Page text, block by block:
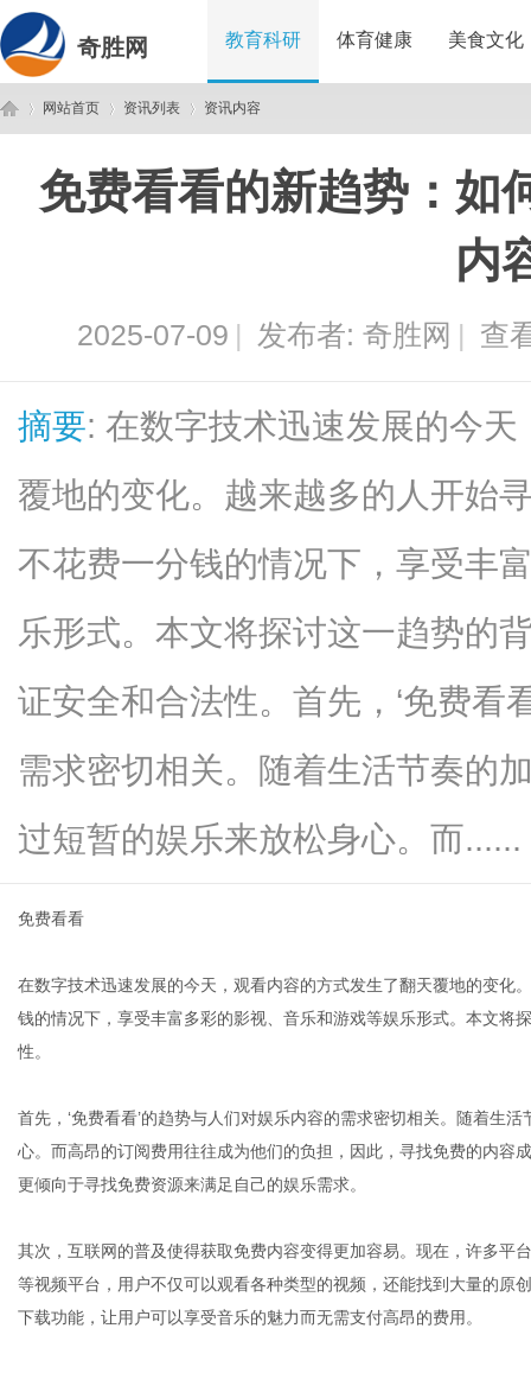
奇胜网 教育科研 体育健康 美食文化
网站首页
›
资讯列表 资讯内容
免费看看的新趋势：如
内
2025-07-09 | 发布者: 奇胜网 | 查
摘要: 在数字技术迅速发展的今
覆地的变化。越来越多的人开始
不花费一分钱的情况下，享受丰
乐形式。本文将探讨这一趋势的
证安全和合法性。首先，‘免费看
需求密切相关。随着生活节奏的
过短暂的娱乐来放松身心。而......
免费看看
在数字技术迅速发展的今天，观看内容的方式发生了翻天覆地的变化
钱的情况下，享受丰富多彩的影视、音乐和游戏等娱乐形式。本文将
性。
首先，‘免费看看’的趋势与人们对娱乐内容的需求密切相关。随着生
心。而高昂的订阅费用往往成为他们的负担，因此，寻找免费的内容
更倾向于寻找免费资源来满足自己的娱乐需求。
其次，互联网的普及使得获取免费内容变得更加容易。现在，许多平
等视频平台，用户不仅可以观看各种类型的视频，还能找到大量的原
下载功能，让用户可以享受音乐的魅力而无需支付高昂的费用。